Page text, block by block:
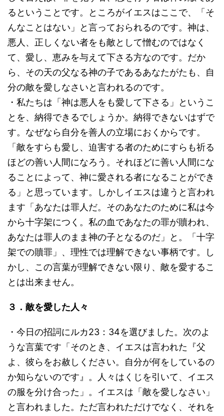
るということです。ところがイエスはここで、「そ
んなことはない」と言っておられるのです。神は、
悪人、正しくない者をも敵として憎むのではなく
て、愛し、恵みを与えて下さる方なのです。だか
ら、その天の父なる神の子であるあなたがたも、自
分の敵を愛しなさいと言われるのです。
・私たちは「神は悪人をも愛して下さる」というこ
とを、納得できるでしょうか。納得できないはずで
す。なぜなら自分を善人の立場におくからです。
「敵をすらも愛し、迫害する者のためにすらも祈る
ほどの善い人間になろう。それほどに善い人間にな
ることによって、神に愛される者になることができ
る」と思っています。しかしイエスは違うと言われ
ます「あなたは罪人だ。そのあなたのために私は今
から十字架につく。私の血であなたの罪が贖われ、
あなたは罪人のまま神の子となるのだ」と。「十字
架での贖罪」、理性では理解できない事柄です。し
かし、この言葉が理解できない限り、敵を愛するこ
とは出来ません。
３．敵を愛した人々
・今日の招詞にルカ23：34を選びました。次のよ
うな言葉です「そのとき、イエスは言われた『父
よ、彼らをお赦しください。自分が何をしているの
か知らないのです』。人々はくじを引いて、イエス
の服を分け合った」。イエスは「敵を愛しなさい」
と言われました。ただ言われただけでなく、それを